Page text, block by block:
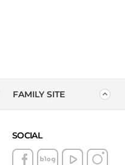
FAMILY SITE
SOCIAL